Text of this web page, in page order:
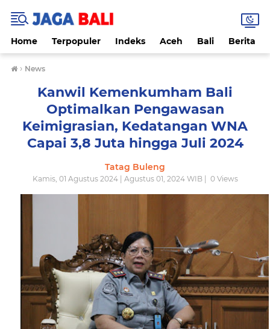
Home Terpopuler Indeks Aceh Bali Berita
› News
Kanwil Kemenkumham Bali
Optimalkan Pengawasan
Keimigrasian, Kedatangan WNA
Capai 3,8 Juta hingga Juli 2024
Tatag Buleng
Kamis, 01 Agustus 2024 | Agustus 01, 2024 WIB | 0Views